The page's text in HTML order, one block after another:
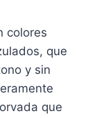
colores
que
y sin
que